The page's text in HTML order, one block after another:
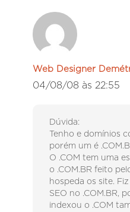
Web Designer
04/08/08 às 22:55
Dúvida:
Tenho e domínios
porém um é
O .COM tem uma
o .COM.BR feito
hospeda os site.
SEO no .COM.BR,
indexou o .COM